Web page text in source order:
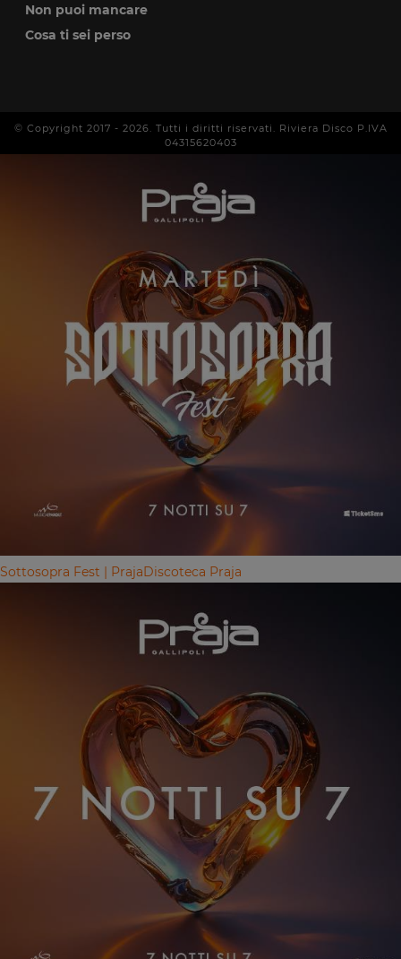
Non puoi mancare
Cosa ti sei perso
© Copyright 2017 - 2026 . Tutti i diritti riservati. Riviera Disco P.IVA
04315620403
Sottosopra Fest | PrajaDiscoteca Praja